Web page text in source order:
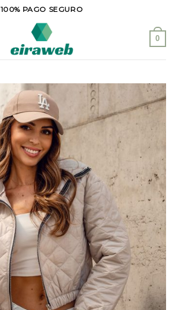
100% PAGO SEGURO
0